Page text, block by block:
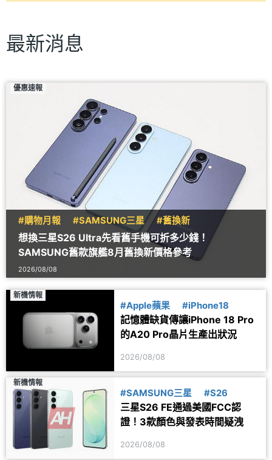
最新消息
優惠速報
#購物月報 #SAMSUNG三星 #舊換新
想換三星S26 Ultra先看舊手機可折多少錢！
SAMSUNG舊款旗艦8月舊換新價格參考
2026/08/08
新機情報
#Apple蘋果 #iPhone18
記憶體缺貨傳讓iPhone 18 Pro
的A20 Pro晶片生產出狀況
2026/08/08
新機情報
#SAMSUNG三星 #S26
三星S26 FE通過美國FCC認
證！3款顏色與發表時間疑洩
2026/08/08